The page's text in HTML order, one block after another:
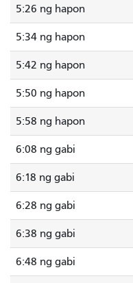
5:26 ng hapon
5:34 ng hapon
5:42 ng hapon
5:50 ng hapon
5:58 ng hapon
6:08 ng gabi
6:18 ng gabi
6:28 ng gabi
6:38 ng gabi
6:48 ng gabi